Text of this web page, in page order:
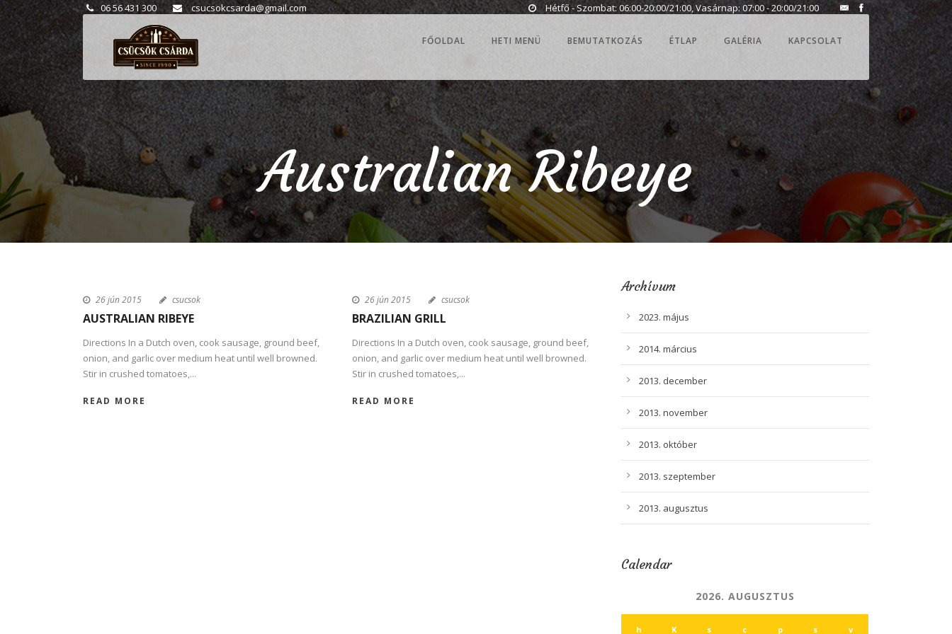
06 56 431 300 csucsokcsarda@gmail.com Hétfő - Szombat: 06:00-20:00/21:00, Vasárnap: 07:00 - 20:00/21:00
FŐOLDAL HETI MENÜ BEMUTATKOZÁS ÉTLAP GALÉRIA KAPCSOLAT
Australian Ribeye
26 jún 2015 csucsok
AUSTRALIAN RIBEYE
Directions In a Dutch oven, cook sausage, ground beef,
onion, and garlic over medium heat until well browned.
Stir in crushed tomatoes,...
READ MORE
26 jún 2015 csucsok
BRAZILIAN GRILL
Directions In a Dutch oven, cook sausage, ground beef,
onion, and garlic over medium heat until well browned.
Stir in crushed tomatoes,...
READ MORE
Archívum
2023. május
2014. március
2013. december
2013. november
2013. október
2013. szeptember
2013. augusztus
Calendar
2026. AUGUSZTUS
h K s c p s v